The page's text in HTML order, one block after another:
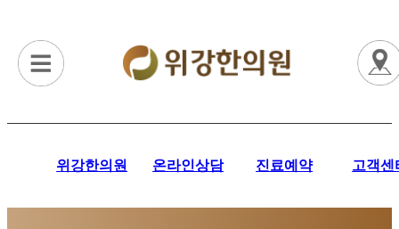
위강한의원 온라인상담 진료예약 고객센